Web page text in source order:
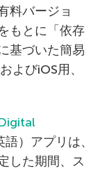
料バージョ
もとに「依存
基づいた簡易
よびiOS用、
）アプリは、
した期間、ス